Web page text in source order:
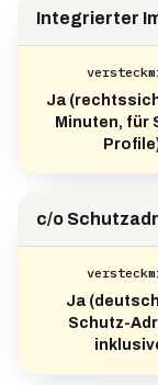
Integrierter
Ja
Minuten, für
c/o
Ja
Schutz-